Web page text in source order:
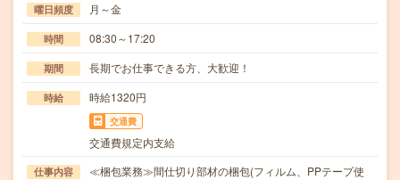
曜日頻度 月～金
時間 08:30～17:20
期間 長期でお仕事できる方、大歓迎！
時給 時給1320円
交通費
交通費規定内支給
仕事内容
≪梱包業務≫間仕切り部材の梱包(フィルム、PPテープ使